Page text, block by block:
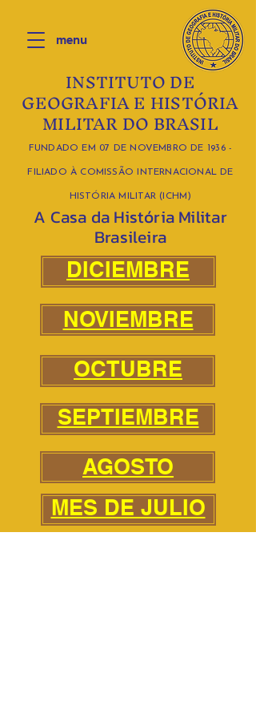
INSTITUTO DE
GEOGRAFIA E HISTÓRIA
MILITAR DO BRASIL
FUNDADO EM 07 DE NOVEMBRO DE 1936 -
FILIADO À COMISSÃO INTERNACIONAL DE
HISTÓRIA MILITAR (ICHM)
A Casa da História Militar
Brasileira
menu
DICIEMBRE
NOVIEMBRE
OCTUBRE
SEPTIEMBRE
AGOSTO
MES DE JULIO